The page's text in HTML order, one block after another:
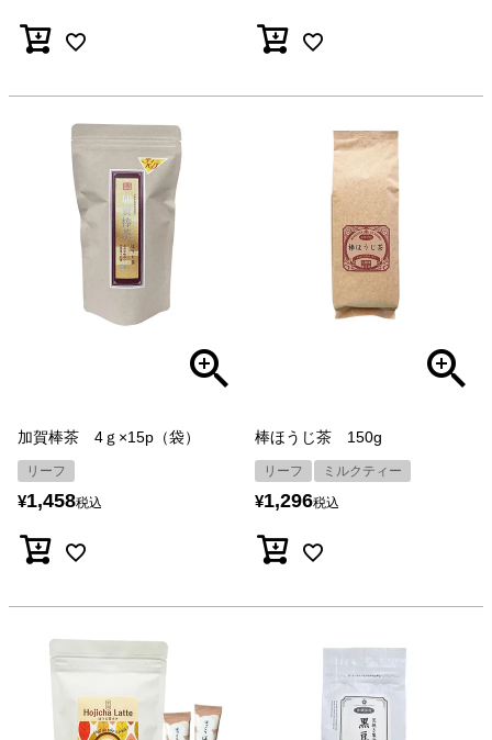
加賀棒茶 4ｇ×15p（袋）
リーフ
¥1,458税込
棒ほうじ茶 150g
リーフ ミルクティー
¥1,296税込